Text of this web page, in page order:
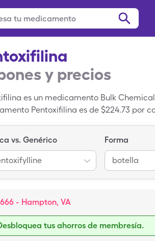
y precios
es un medicamento Bulk
Pentoxifilina es de $224.73 por
genérico; Pentoxil es el nombre
vs. Genérico Forma
botella
- Hampton, VA
tus ahorros de membresía.